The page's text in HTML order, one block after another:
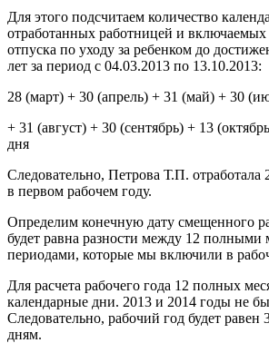
Для этого подсчитаем количество
отработанных работницей и включаемых
отпуска по уходу за ребенком до
лет за период с 04.03.2013 по 13.10.2013:
28 (март) + 30 (апрель) + 31 (май) + 30
+ 31 (август) + 30 (сентябрь) + 13
дня
Следовательно, Петрова Т.П. отработала
в первом рабочем году.
Определим конечную дату смещенного
будет равна разности между 12 полными
периодами, которые мы включили в
Для расчета рабочего года 12 полных
календарные дни. 2013 и 2014 годы не
Следовательно, рабочий год будет равен
дням.